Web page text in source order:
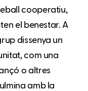
cooperatiu,
el benestar. A
dissenya un
com una
o altres
amb la